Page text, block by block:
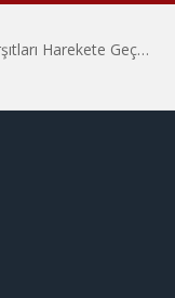
Hiroşima’nın 81. Yılında İtalyan Savaş Karşıtları Harekete Geçti: “Hatırlamak yeterli değil”